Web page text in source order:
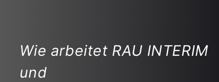
Wie arbeitet RAU INTERIM
und